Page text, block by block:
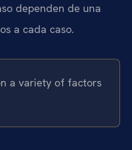
dependen de una
a cada caso.
a variety of factors